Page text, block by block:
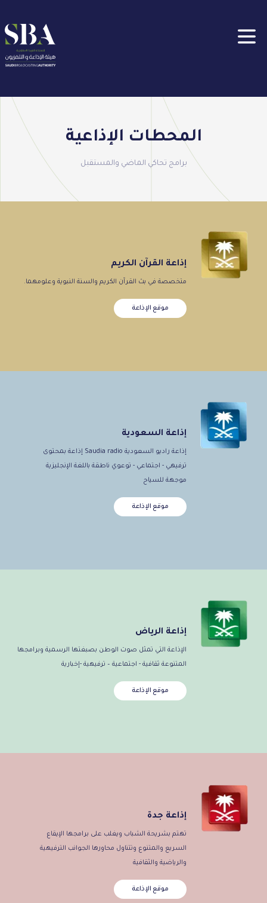
المحطات الإذاعية
برامج تحاكي الماضي والمستقبل
إذاعة القرآن الكريم
متخصصة في بث القرآن الكريم والسنة النبوية وعلومهما.
موقع الإذاعة
إذاعة السعودية
إذاعة راديو السعودية Saudia radio إذاعة بمحتوى
ترفيهي - اجتماعي - توعوي ناطقة باللغة الإنجليزية
موجهة للسياح
موقع الإذاعة
إذاعة الرياض
الإذاعة التي تمثل صوت الوطن بصبغتها الرسمية وبرامجها
المتنوعة ثقافية - اجتماعية – ترفيهية -إخبارية
موقع الإذاعة
إذاعة جدة
تهتم بشريحة الشباب ويغلب على برامجها الإيقاع
السريع والمتنوع وتتناول محاورها الجوانب الترفيهية
والرياضية والثقافية
موقع الإذاعة